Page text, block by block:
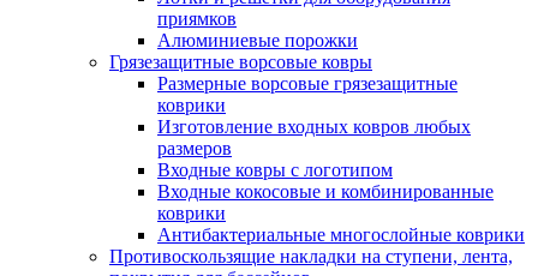
приямков
Алюминиевые порожки
Грязезащитные ворсовые ковры
Размерные ворсовые грязезащитные
коврики
Изготовление входных ковров любых
размеров
Входные ковры с логотипом
Входные кокосовые и комбинированные
коврики
Антибактериальные многослойные коврики
Противоскользящие накладки на ступени, лента,